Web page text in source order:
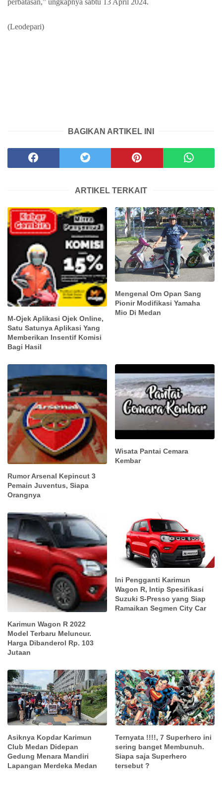
(Leodepari)
BAGIKAN ARTIKEL INI
ARTIKEL TERKAIT
M-Ojek Aplikasi Ojek Online,
Satu Satunya Aplikasi Yang
Memberikan Insentif Komisi
Bagi Hasil
Mengenal Om Opan Sang
Pionir Modifikasi Yamaha
Mio Di Medan
Rumor Arsenal Kepincut 3
Pemain Juventus, Siapa
Orangnya
Wisata Pantai Cemara
Kembar
Karimun Wagon R 2022
Model Terbaru Meluncur.
Harga Dibanderol Rp. 103
Jutaan
Ini Pengganti Karimun
Wagon R, Intip Spesifikasi
Suzuki S-Presso yang Siap
Ramaikan Segmen City Car
Asiknya Kopdar Karimun
Club Medan Didepan
Gedung Menara Mandiri
Lapangan Merdeka Medan
Ternyata !!!!, 7 Superhero ini
sering banget Membunuh.
Siapa saja Superhero
tersebut ?